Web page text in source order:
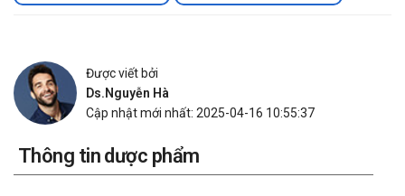
Được viết bởi
Ds.Nguyễn Hà
Cập nhật mới nhất: 2025-04-16 10:55:37
Thông tin dược phẩm